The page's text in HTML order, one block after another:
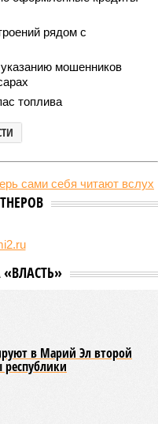
мастеров спорта по
Ilsurikat)
реализуются меры,
и институциональное
керешу.
но также утвердили
званий и
наградных
субъекта. Согласно
удостоверения и
международного
спорта Чувашии.
разрядная сетка
от третьего